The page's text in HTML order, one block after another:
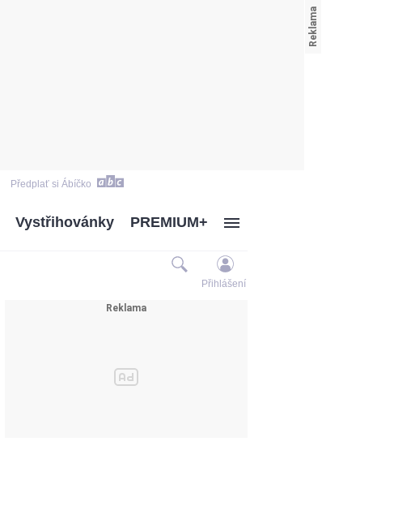
Předplať si Ábíčko
Vystřihovánky PREMIUM+
Přihlášení